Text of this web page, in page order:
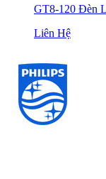
GT8-120 Đèn
Liên Hệ